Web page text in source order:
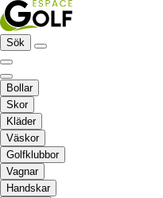
Sök
Bollar
Skor
Kläder
Väskor
Golfklubbor
Vagnar
Handskar